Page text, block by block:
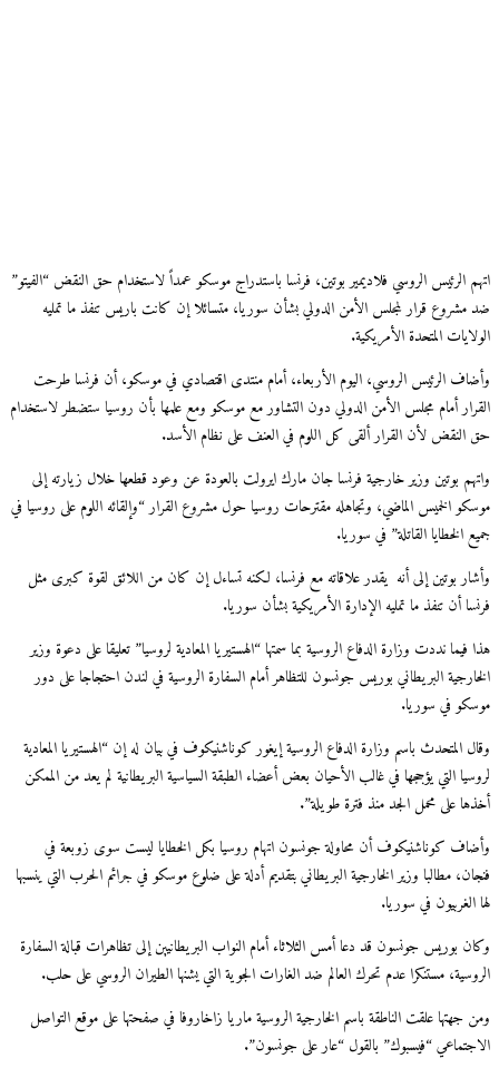
اتهم الرئيس الروسي فلاديمير بوتين، فرنسا باستدراج موسكو عمداً لاستخدام حق النقض “الفيتو”
ضد مشروع قرار لمجلس الأمن الدولي بشأن سوريا، متسائلا إن كانت باريس تنفذ ما تمليه
الولايات المتحدة الأمريكية.
وأضاف الرئيس الروسي، اليوم الأربعاء، أمام منتدى اقتصادي في موسكو، أن فرنسا طرحت
القرار أمام مجلس الأمن الدولي دون التشاور مع موسكو ومع علمها بأن روسيا ستضطر لاستخدام
حق النقض لأن القرار ألقى كل اللوم في العنف على نظام الأسد.
واتهم بوتين وزير خارجية فرنسا جان مارك ايرولت بالعودة عن وعود قطعها خلال زيارته إلى
موسكو الخميس الماضي، وتجاهله مقترحات روسيا حول مشروع القرار “وإلقائه اللوم على روسيا في
جميع الخطايا القاتلة” في سوريا.
وأشار بوتين إلى أنه يقدر علاقاته مع فرنسا، لكنه تساءل إن كان من اللائق لقوة كبرى مثل
فرنسا أن تنفذ ما تمليه الإدارة الأمريكية بشأن سوريا.
هذا فيما نددت وزارة الدفاع الروسية بما سمتها “الهستيريا المعادية لروسيا” تعليقا على دعوة وزير
الخارجية البريطاني بوريس جونسون للتظاهر أمام السفارة الروسية في لندن احتجاجا على دور
موسكو في سوريا.
وقال المتحدث باسم وزارة الدفاع الروسية إيغور كوناشنيكوف في بيان له إن “الهستيريا المعادية
لروسيا التي يؤججها في غالب الأحيان بعض أعضاء الطبقة السياسية البريطانية لم يعد من الممكن
أخذها على محمل الجد منذ فترة طويلة”.
وأضاف كوناشنيكوف أن محاولة جونسون اتهام روسيا بكل الخطايا ليست سوى زوبعة في
فنجان، مطالبا وزير الخارجية البريطاني بتقديم أدلة على ضلوع موسكو في جرائم الحرب التي ينسبها
لها الغربيون في سوريا.
وكان بوريس جونسون قد دعا أمس الثلاثاء أمام النواب البريطانيين إلى تظاهرات قبالة السفارة
الروسية، مستنكرا عدم تحرك العالم ضد الغارات الجوية التي يشنها الطيران الروسي على حلب.
ومن جهتها علقت الناطقة باسم الخارجية الروسية ماريا زاخاروفا في صفحتها على موقع التواصل
الاجتماعي “فيسبوك” بالقول “عار على جونسون”.